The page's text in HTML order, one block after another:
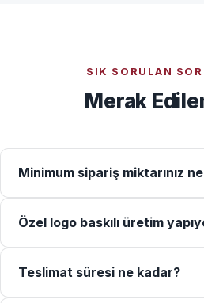
SIK SORULAN
Merak
Minimum sipariş miktarınız
Özel logo baskılı üretim
Teslimat süresi ne kadar?